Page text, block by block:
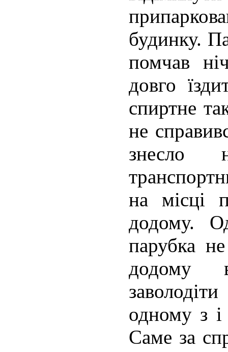
будинку.
помчав
довго
спиртне
не
знесло
на місці
додому.
парубка
додому
одному з і
Саме за